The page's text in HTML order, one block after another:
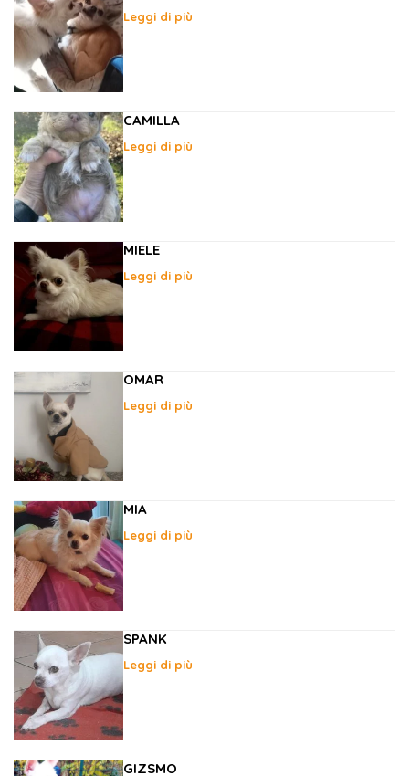
Leggi di più
CAMILLA
Leggi di più
MIELE
Leggi di più
OMAR
Leggi di più
MIA
Leggi di più
SPANK
Leggi di più
GIZSMO